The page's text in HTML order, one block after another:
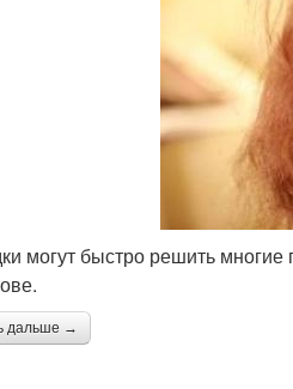
могут быстро решить
дальше →